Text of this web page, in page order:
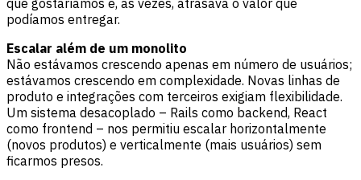
podíamos entregar.
Escalar além de um monolito
Não estávamos crescendo apenas em número de usuários;
estávamos crescendo em complexidade. Novas linhas de
produto e integrações com terceiros exigiam flexibilidade.
Um sistema desacoplado – Rails como backend, React
como frontend – nos permitiu escalar horizontalmente
(novos produtos) e verticalmente (mais usuários) sem
ficarmos presos.